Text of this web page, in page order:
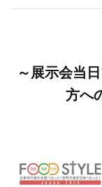
～展示会当
方へ